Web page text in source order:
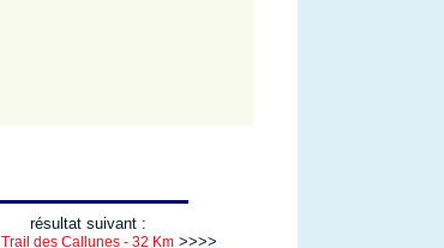
résultat suivant :
Trail des Callunes - 32 Km >>>>